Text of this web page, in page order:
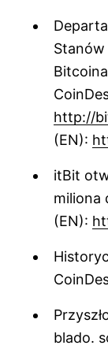
Stanów
http://
(EN):
itBit
miliona
(EN):
blado.